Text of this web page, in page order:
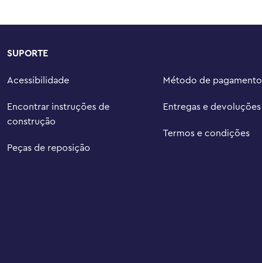
construção LEGO®
mais de 4 cm de
SUPORTE
Acessibilidade
Encontrar instruções de
construção
Peças de reposição
Método de pagamento
Entregas e devoluções
Termos e condições